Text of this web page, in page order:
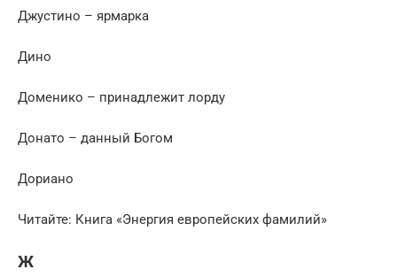
Джустино – ярмарка
Дино
Доменико – принадлежит лорду
Донато – данный Богом
Дориано
Читайте: Книга «Энергия европейских фамилий»
Ж